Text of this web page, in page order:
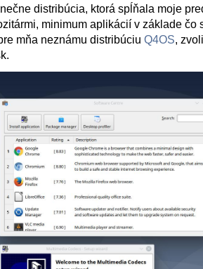
distribúcia, ktorá spĺňala moje
minimum aplikácií v základe čo
mňa neznámu distribúciu Q4OS,